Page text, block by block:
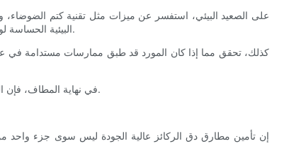
على الصعيد البيئي، استفسر عن ميزات مثل تقنية كتم الضوضاء،
البيئية الحساسة لوائح بيئية صارمة. يساعدك الموردون الذين يقدمون معدات متوافقة مع هذه اللوائح على تجنب العقوبات القانونية ومعارضة المجتمع التي قد تعرقل المشاريع.
كذلك، تحقق مما إذا كان المورد قد طبق ممارسات مستدامة في
في نهاية المطاف، فإن التحقق من امتثال المورد لمعايير السلامة والبيئة يؤكد التزام مشروعك بممارسات البناء المسؤولة، مما يعزز حسن النية ويضمن التوافق مع اللوائح التنظيمية.
إن تأمين مطارق دق الركائز عالية الجودة ليس سوى جزء واحد